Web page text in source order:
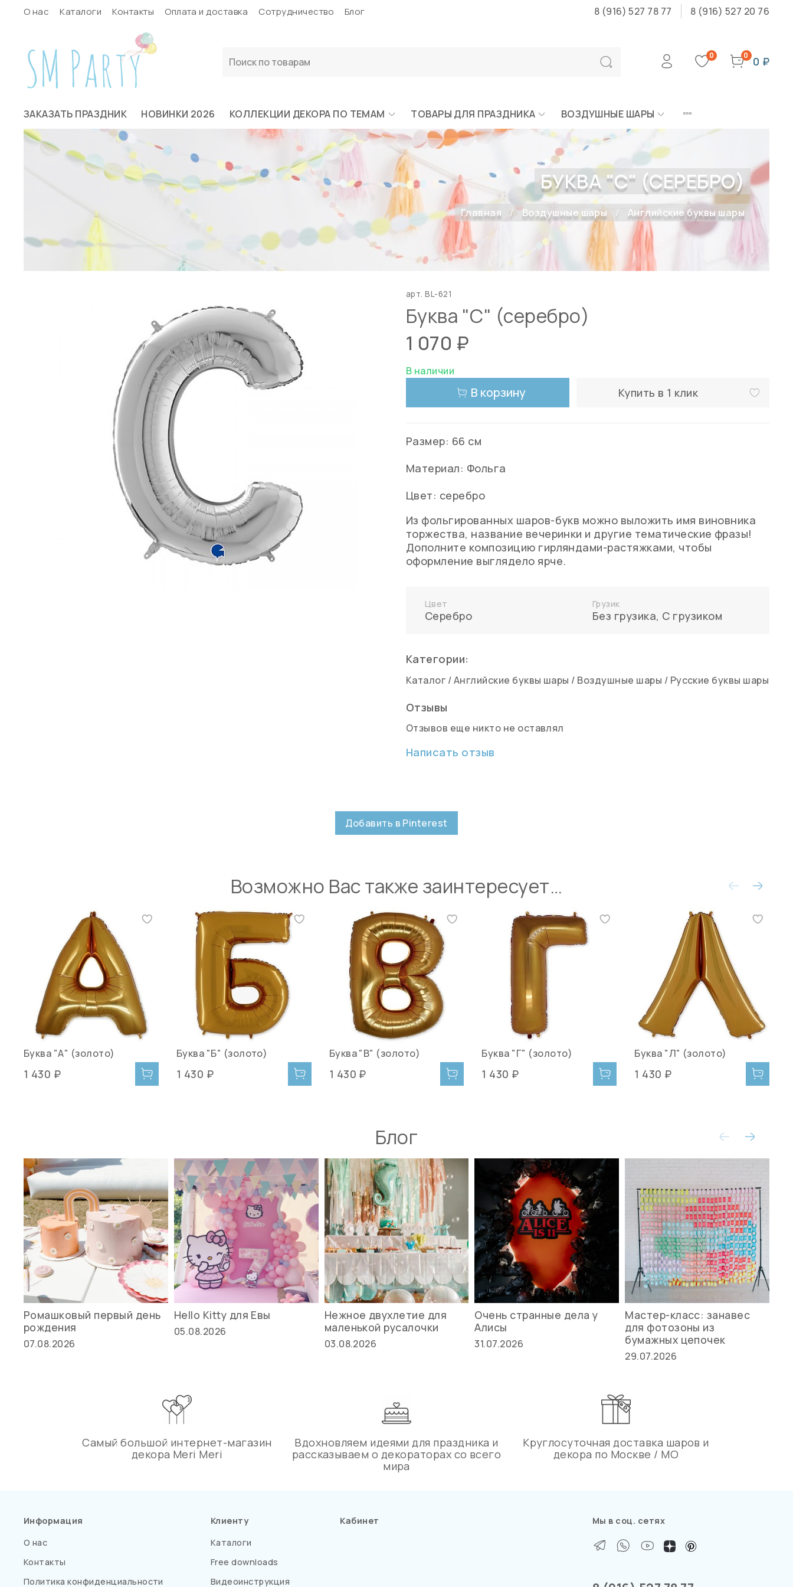
О нас Каталоги Контакты Оплата и доставка Сотрудничество Блог 8 (916) 527 78 77 8 (916) 527 20 76
0 0 0 ₽
ЗАКАЗАТЬ ПРАЗДНИК НОВИНКИ 2026 КОЛЛЕКЦИИ ДЕКОРА ПО ТЕМАМ ТОВАРЫ ДЛЯ ПРАЗДНИКА ВОЗДУШНЫЕ ШАРЫ
БУКВА "С" (СЕРЕБРО)
Главная Воздушные шары Английские буквы шары
арт.BL-621
Буква "С" (серебро)
1 070 ₽
В наличии
В корзину Купить в 1 клик
Размер: 66 см
Материал: Фольга
Цвет: серебро
Из фольгированных шаров-букв можно выложить имя виновника
торжества, название вечеринки и другие тематические фразы!
Дополните композицию гирляндами-растяжками, чтобы
оформление выглядело ярче.
Цвет
Серебро
Грузик
Без грузика, С грузиком
Категории:
Каталог /Английские буквы шары / Воздушные шары / Русские буквы шары
Отзывы
Отзывов еще никто не оставлял
Написать отзыв
Добавить в Pinterest
Возможно Вас также заинтересует…
Буква "А" (золото)
1 430 ₽
Буква "Б" (золото)
1 430 ₽
Буква "В" (золото)
1 430 ₽
Буква "Г" (золото)
1 430 ₽
Буква "Л" (золото)
1 430 ₽
Блог
Ромашковый первый день
рождения
07.08.2026
Hello Kitty для Евы
05.08.2026
Нежное двухлетие для
маленькой русалочки
03.08.2026
Очень странные дела у
Алисы
31.07.2026
Мастер-класс: занавес
для фотозоны из
бумажных цепочек
29.07.2026
Самый большой интернет-магазин
декора Meri Meri
Вдохновляем идеями для праздника и
рассказываем о декораторах со всего
мира
Круглосуточная доставка шаров и
декора по Москве / МО
Информация
О нас
Контакты
Политика конфиденциальности
Клиенту
Каталоги
Free downloads
Видеоинструкция
Кабинет Мы в соц. сетях